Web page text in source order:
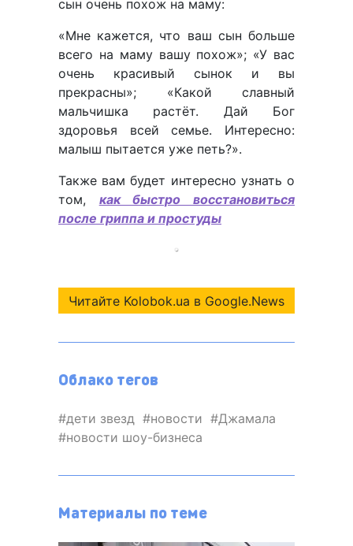
сын очень похож на маму:
«Мне кажется, что ваш сын больше
всего на маму вашу похож»; «У вас
очень красивый сынок и вы
прекрасны»; «Какой славный
мальчишка растёт. Дай Бог
здоровья всей семье. Интересно:
малыш пытается уже петь?».
Также вам будет интересно узнать о
том, как быстро восстановиться
после гриппа и простуды
Читайте Kolobok.ua в Google.News
Облако тегов
дети звезд новости
Джамала
новости шоу-бизнеса
Материалы по теме